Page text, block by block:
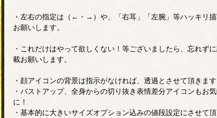
・左右の指定は（←・→）や、「右耳」「左腕」等ハッキリ
お願いします。
・これだけはやって欲しくない！等ございましたら、忘れず
載お願いします。
・顔アイコンの背景は指示がなければ、透過とさせて頂きま
・バストアップ、全身からの切り抜き表情差分アイコンもお
に！
・基本的に大きいサイズオプション込みの値段設定にさせて